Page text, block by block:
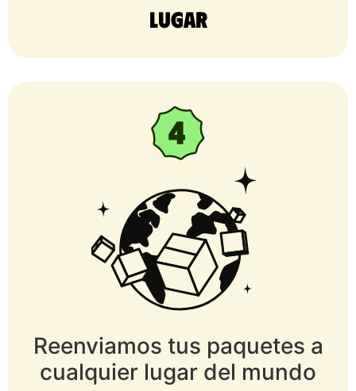
lugar
Reenviamos tus paquetes a
cualquier lugar del mundo